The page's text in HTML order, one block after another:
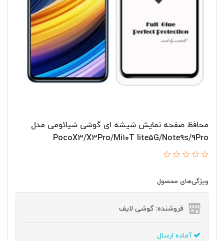
محافظ صفحه نمایش شیشه ای گوشی شیائومی مدل
PocoX3/X3Pro/Mi10T lite5G/Note9s/9Pro
ویژگی‌های محصول
فروشنده: گوشی لایف
آماده ارسال